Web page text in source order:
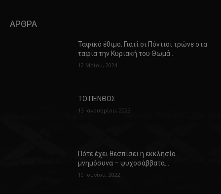
ΑΡΘΡΑ
Ταφικό έθιμο: Γιατί οι Πόντιοι τρώνε στα
ταφία την Κυριακή του Θωμά…
12 Μαΐου, 2024
ΤΟ ΠΕΝΘΟΣ
13 Ιανουαρίου, 2023
Πότε έχει θεσπίσει η εκκλησία
μνημόσυνα – ψυχοσάββατα…
10 Ιουνίου, 2022